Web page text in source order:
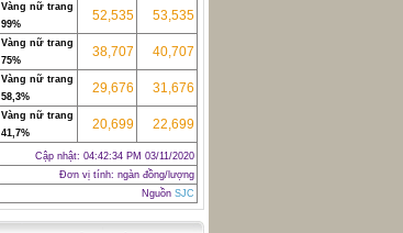
Vàng nữ trang
99%
52,535 53,535
Vàng nữ trang
75%
38,707 40,707
Vàng nữ trang
58,3%
29,676 31,676
Vàng nữ trang
41,7%
20,699 22,699
Cập nhật: 04:42:34 PM 03/11/2020
Đơn vị tính: ngàn đồng/lượng
Nguồn SJC